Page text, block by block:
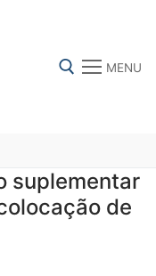
MENU
suplementar
de